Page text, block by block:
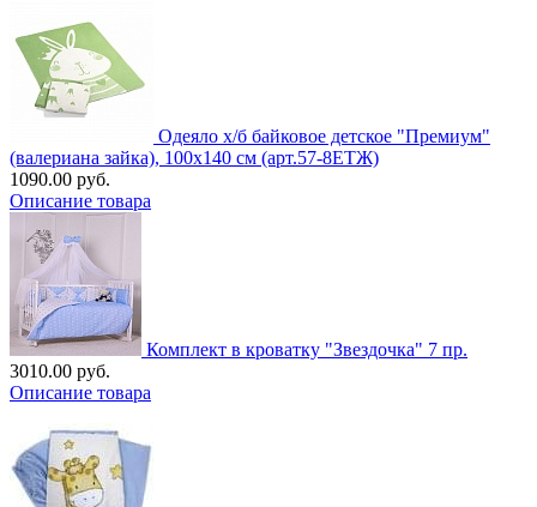
Одеяло х/б байковое детское "Премиум"
(валериана зайка), 100х140 см (арт.57-8ЕТЖ)
1090.00 руб.
Описание товара
Комплект в кроватку "Звездочка" 7 пр.
3010.00 руб.
Описание товара